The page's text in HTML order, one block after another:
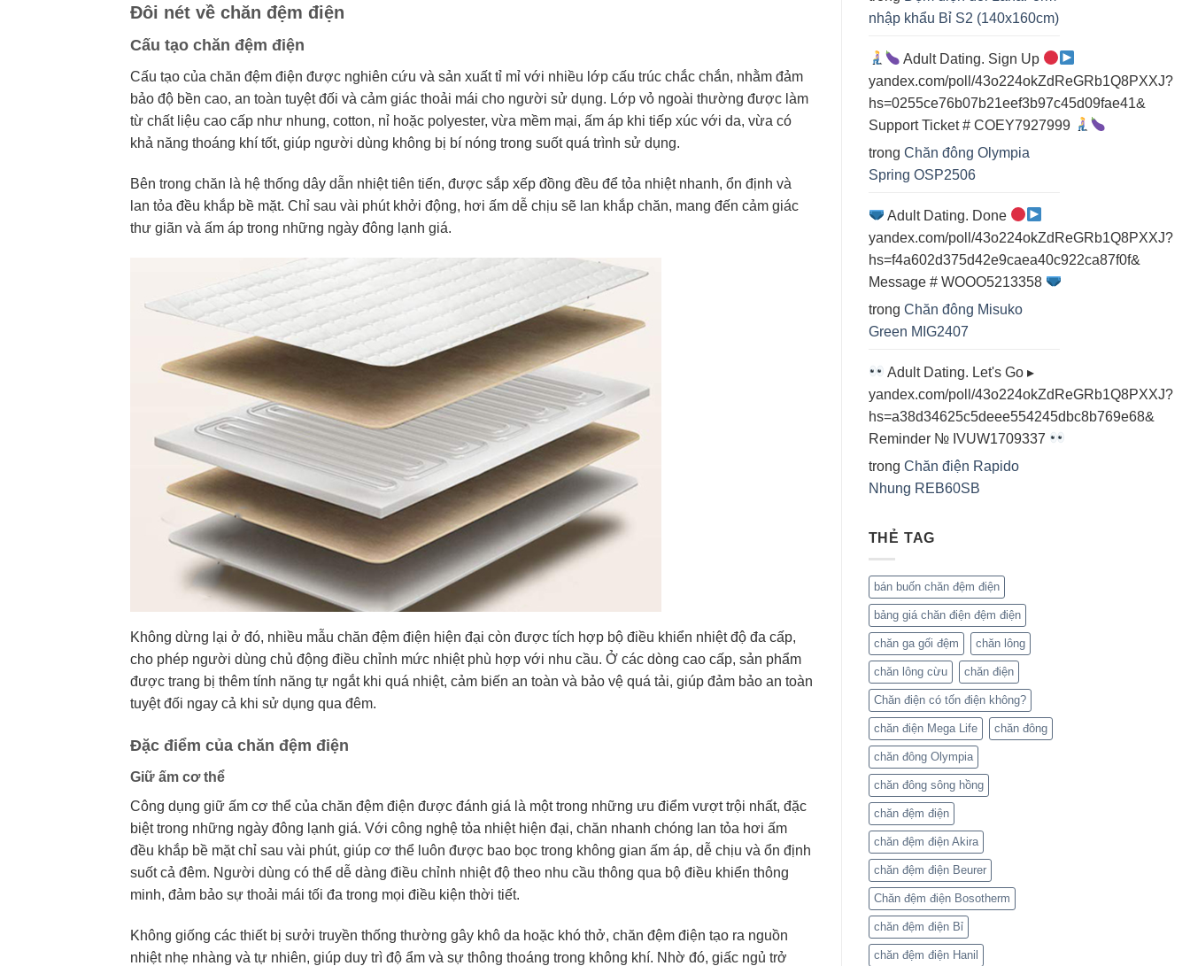
Đôi nét về chăn đệm điện
Cấu tạo chăn đệm điện
Cấu tạo của chăn đệm điện được nghiên cứu và sản xuất tỉ mỉ với nhiều lớp cấu trúc chắc chắn, nhằm đảm
bảo độ bền cao, an toàn tuyệt đối và cảm giác thoải mái cho người sử dụng. Lớp vỏ ngoài thường được làm
từ chất liệu cao cấp như nhung, cotton, nỉ hoặc polyester, vừa mềm mại, ấm áp khi tiếp xúc với da, vừa có
khả năng thoáng khí tốt, giúp người dùng không bị bí nóng trong suốt quá trình sử dụng.
Bên trong chăn là hệ thống dây dẫn nhiệt tiên tiến, được sắp xếp đồng đều để tỏa nhiệt nhanh, ổn định và
lan tỏa đều khắp bề mặt. Chỉ sau vài phút khởi động, hơi ấm dễ chịu sẽ lan khắp chăn, mang đến cảm giác
thư giãn và ấm áp trong những ngày đông lạnh giá.
Không dừng lại ở đó, nhiều mẫu chăn đệm điện hiện đại còn được tích hợp bộ điều khiển nhiệt độ đa cấp,
cho phép người dùng chủ động điều chỉnh mức nhiệt phù hợp với nhu cầu. Ở các dòng cao cấp, sản phẩm
được trang bị thêm tính năng tự ngắt khi quá nhiệt, cảm biến an toàn và bảo vệ quá tải, giúp đảm bảo an toàn
tuyệt đối ngay cả khi sử dụng qua đêm.
Đặc điểm của chăn đệm điện
Giữ ấm cơ thể
Công dụng giữ ấm cơ thể của chăn đệm điện được đánh giá là một trong những ưu điểm vượt trội nhất, đặc
biệt trong những ngày đông lạnh giá. Với công nghệ tỏa nhiệt hiện đại, chăn nhanh chóng lan tỏa hơi ấm
đều khắp bề mặt chỉ sau vài phút, giúp cơ thể luôn được bao bọc trong không gian ấm áp, dễ chịu và ổn định
suốt cả đêm. Người dùng có thể dễ dàng điều chỉnh nhiệt độ theo nhu cầu thông qua bộ điều khiển thông
minh, đảm bảo sự thoải mái tối đa trong mọi điều kiện thời tiết.
Không giống các thiết bị sưởi truyền thống thường gây khô da hoặc khó thở, chăn đệm điện tạo ra nguồn
nhiệt nhẹ nhàng và tự nhiên, giúp duy trì độ ẩm và sự thông thoáng trong không khí. Nhờ đó, giấc ngủ trở
nhập khẩu Bỉ S2 (140x160cm)
Adult Dating. Sign Up
yandex.com/poll/43o224okZdReGRb1Q8PXXJ?
hs=0255ce76b07b21eef3b97c45d09fae41&
Support Ticket # COEY7927999
trong Chăn đông Olympia
Spring OSP2506
Adult Dating. Done
yandex.com/poll/43o224okZdReGRb1Q8PXXJ?
hs=f4a602d375d42e9caea40c922ca87f0f&
Message # WOOO5213358
trong Chăn đông Misuko
Green MIG2407
Adult Dating. Let's Go ▸
yandex.com/poll/43o224okZdReGRb1Q8PXXJ?
hs=a38d34625c5deee554245dbc8b769e68&
Reminder № IVUW1709337
trong Chăn điện Rapido
Nhung REB60SB
THẺ TAG
bán buốn chăn đệm điện
bảng giá chăn điện đệm điện
chăn ga gối đệm chăn lông
chăn lông cừu chăn điện
Chăn điện có tốn điện không?
chăn điện Mega Life chăn đông
chăn đông Olympia
chăn đông sông hồng
chăn đệm điện
chăn đệm điện Akira
chăn đệm điện Beurer
Chăn đệm điện Bosotherm
chăn đệm điện Bỉ
chăn đệm điện Hanil